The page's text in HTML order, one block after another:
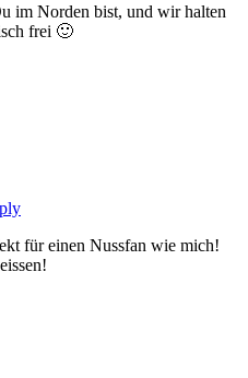
im Norden bist, und wir halten
frei 🙂
für einen Nussfan wie mich!